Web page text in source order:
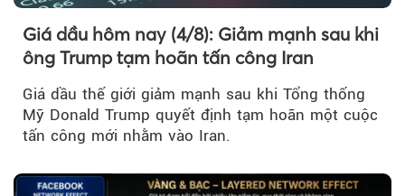
Giá dầu hôm nay (4/8): Giảm mạnh sau khi
ông Trump tạm hoãn tấn công Iran
Giá dầu thế giới giảm mạnh sau khi Tổng thống
Mỹ Donald Trump quyết định tạm hoãn một cuộc
tấn công mới nhằm vào Iran.